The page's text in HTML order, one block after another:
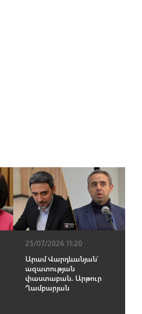
25/07/2026 11:20
Արամ Վարդևանյան՝
ազատության
փաստաբան․ Արթուր
Ղամբարյան